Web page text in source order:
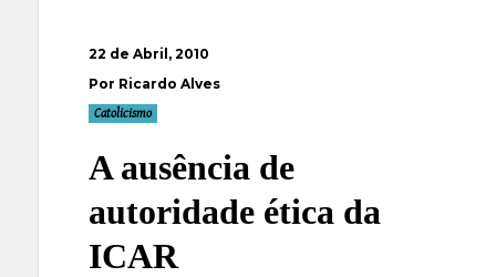
22 de Abril, 2010
Por Ricardo Alves
Catolicismo
A ausência de
autoridade ética da
ICAR